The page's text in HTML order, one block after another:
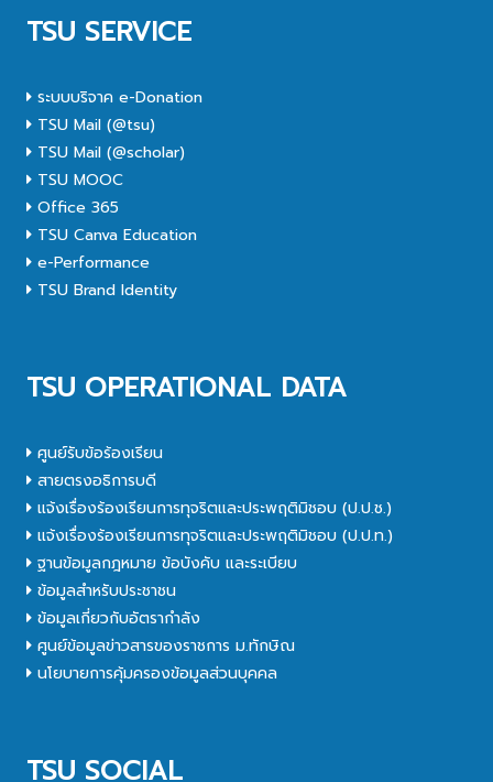
TSU SERVICE
ระบบบริจาค e-Donation
TSU Mail (@tsu)
TSU Mail (@scholar)
TSU MOOC
Office 365
TSU Canva Education
e-Performance
TSU Brand Identity
TSU OPERATIONAL DATA
ศูนย์รับข้อร้องเรียน
สายตรงอธิการบดี
แจ้งเรื่องร้องเรียนการทุจริตและประพฤติมิชอบ (ป.ป.ช.)
แจ้งเรื่องร้องเรียนการทุจริตและประพฤติมิชอบ (ป.ป.ท.)
ฐานข้อมูลกฎหมาย ข้อบังคับ และระเบียบ
ข้อมูลสำหรับประชาชน
ข้อมูลเกี่ยวกับอัตรากำลัง
ศูนย์ข้อมูลข่าวสารของราชการ ม.ทักษิณ
นโยบายการคุ้มครองข้อมูลส่วนบุคคล
TSU SOCIAL